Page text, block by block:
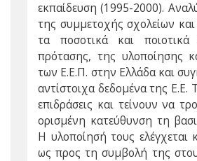
εκπαίδευση (1995-2000).
της συμμετοχής σχολείων και
τα ποσοτικά και
πρότασης, της υλοποίησης
των Ε.Ε.Π. στην Ελλάδα και
αντίστοιχα δεδομένα της Ε.Ε.
επιδράσεις και τείνουν να
ορισμένη κατεύθυνση τη
Η υλοποίησή τους ελέγχεται
ως προς τη συμβολή της